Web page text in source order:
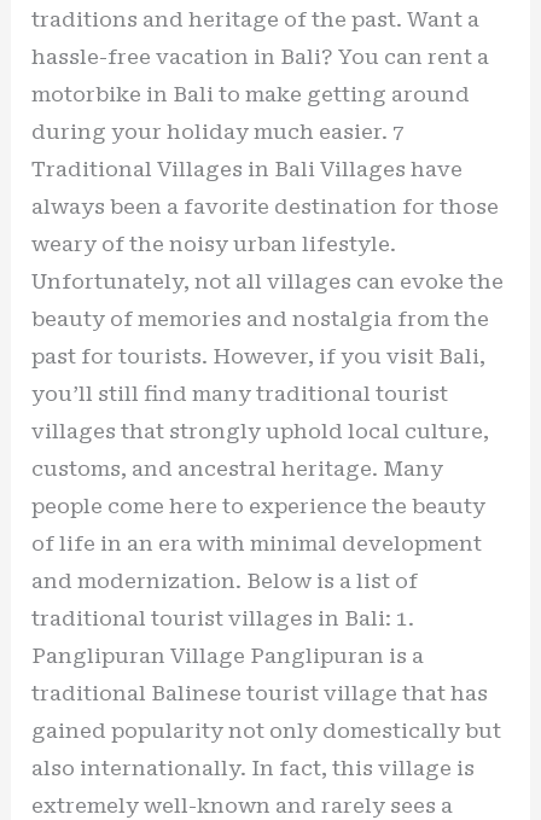
traditions and heritage of the past. Want a
hassle-free vacation in Bali? You can rent a
motorbike in Bali to make getting around
during your holiday much easier. 7
Traditional Villages in Bali Villages have
always been a favorite destination for those
weary of the noisy urban lifestyle.
Unfortunately, not all villages can evoke the
beauty of memories and nostalgia from the
past for tourists. However, if you visit Bali,
you’ll still find many traditional tourist
villages that strongly uphold local culture,
customs, and ancestral heritage. Many
people come here to experience the beauty
of life in an era with minimal development
and modernization. Below is a list of
traditional tourist villages in Bali: 1.
Panglipuran Village Panglipuran is a
traditional Balinese tourist village that has
gained popularity not only domestically but
also internationally. In fact, this village is
extremely well-known and rarely sees a